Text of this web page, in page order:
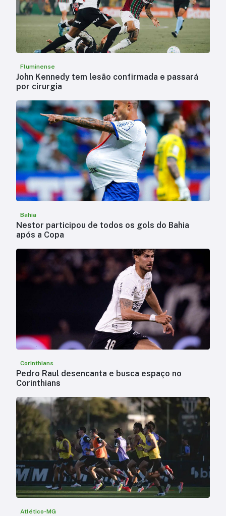
Fluminense
John Kennedy tem lesão confirmada e passará
por cirurgia
Bahia
Nestor participou de todos os gols do Bahia
após a Copa
Corinthians
Pedro Raul desencanta e busca espaço no
Corinthians
Atlético-MG